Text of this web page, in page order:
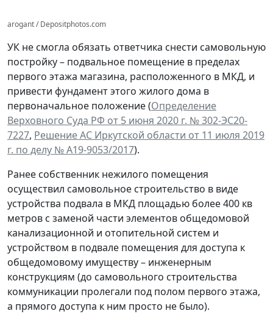
arogant / Depositphotos.com
УК не смогла обязать ответчика снести самовольную
постройку – подвальное помещение в пределах
первого этажа магазина, расположенного в МКД, и
привести фундамент этого жилого дома в
первоначальное положение (Определение
Верховного Суда РФ от 5 июня 2020 г. № 302-ЭС20-
7227, Решение АС Иркутской области от 11 июля 2019
г. по делу № А19-9053/2017).
Ранее собственник нежилого помещения
осуществил самовольное строительство в виде
устройства подвала в МКД площадью более 400 кв
метров с заменой части элементов общедомовой
канализационной и отопительной систем и
устройством в подвале помещения для доступа к
общедомовому имуществу – инженерным
конструкциям (до самовольного строительства
коммуникации пролегали под полом первого этажа,
а прямого доступа к ним просто не было).